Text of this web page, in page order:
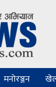
मनोरञ्जन